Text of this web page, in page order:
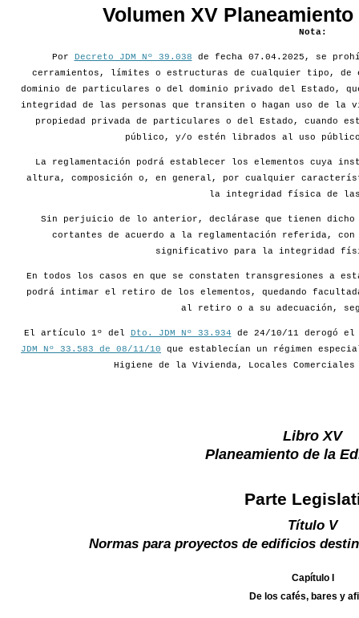
Volumen XV
Nota:
Por Decreto JDM Nº 39.038 de fecha 07.04.2025, se
cerramientos, límites o estructuras de cualquier tipo, de
dominio de particulares o del dominio privado del Estado,
integridad de las personas que transiten o hagan uso de la
propiedad privada de particulares o del Estado, cuando
público, y/o estén librados al uso
La reglamentación podrá establecer los elementos cuya
altura, composición o, en general, por cualquier
la integridad física de las
Sin perjuicio de lo anterior, declárase que tienen dicho
cortantes de acuerdo a la reglamentación referida,
significativo para la integridad
En todos los casos en que se constaten transgresiones a
podrá intimar el retiro de los elementos, quedando
al retiro o a su adecuación,
El artículo 1º del Dto. JDM Nº 33.934 de 24/10/11 derogó
JDM Nº 33.583 de 08/11/10 que establecían un régimen
Higiene de la Vivienda, Locales
Libro XV
Planeamiento de la
Parte
Título V
Normas para proyectos de edificios
Capítulo I
De los cafés, bares y